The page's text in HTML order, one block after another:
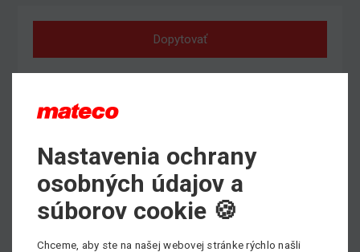
Dopytovať
75.00 m
Min. stranový dosah
41.00 m
600 kg
Nastavenia ochrany
osobných údajov a
súborov cookie 🍪
Chceme, aby ste na našej webovej stránke rýchlo našli